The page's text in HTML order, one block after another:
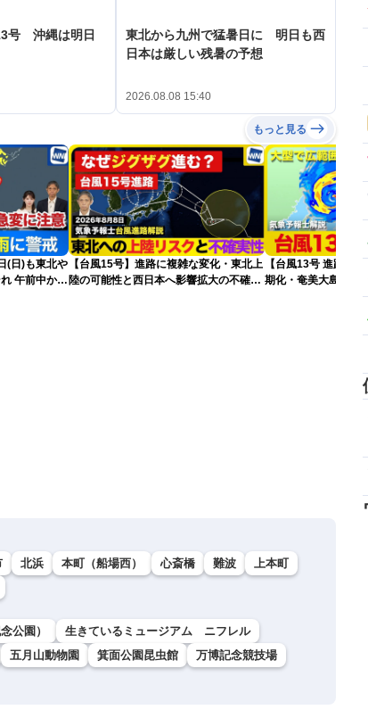
号 沖縄は明日
東北から九州で猛暑日に 明日も西
日本は厳しい残暑の予想
2026.08.08 15:40
もっと見る
(日)も東北や
午前中から
【台風15号】進路に複雑な変化・東北上
陸の可能性と西日本へ影響拡大の不確実
【台風13号 進路解
期化・奄美大島で総
波に要警戒（
北浜 本町（船場西） 心斎橋 難波
上本町
公園）
生きているミュージアム ニフレル
五月山動物園 箕面公園昆虫館
万博記念競技場